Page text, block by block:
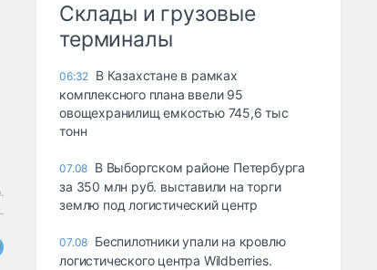
Склады и грузовые
терминалы
06:32 В Казахстане в рамках
комплексного плана ввели 95
овощехранилищ емкостью 745,6 тыс
тонн
07.08 В Выборгском районе Петербурга
за 350 млн руб. выставили на торги
землю под логистический центр
07.08 Беспилотники упали на кровлю
логистического центра Wildberries.